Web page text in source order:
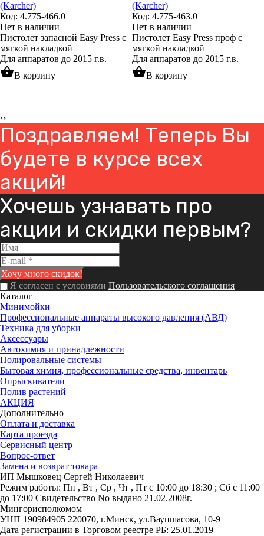
(Karcher)
Код: 4.775-466.0
Нет в наличии
Пистолет запасной Easy Press с
мягкой накладкой
Для аппаратов до 2015 г.в.
shopping_basketВ корзину
(Karcher)
Код: 4.775-463.0
Нет в наличии
Пистолет Easy Press проф с
мягкой накладкой
Для аппаратов до 2015 г.в.
shopping_basketВ корзину
‹›
Поздравляем! Теперь Вы
будете в курсе всех
акций!
Хочешь узнавать про
акции и скидки первым?
Я согласен с условиями Пользовательского соглашения
Каталог
Минимойки
Профессиональные аппараты высокого давления (АВД)
Техника для уборки
Аксессуары
Автохимия и принадлежности
Полировальные системы
Бытовая химия, профессиональные средства, инвентарь
Опрыскиватели
Полив растений
АКЦИЯ
Дополнительно
Оплата и доставка
Карта проезда
Сервисный центр
Вопрос-ответ
Замена и возврат товара
ИП Мышковец Сергей Николаевич
Режим работы: Пн , Вт , Ср , Чт , Пт c 10:00 до 18:30 ; Сб c 11:00
до 17:00 Свидетельство No выдано 21.02.2008г.
Мингорисполкомом
УНП 190984905 220070, г.Минск, ул.Ваупшасова, 10-9
Дата регистрации в Торговом реестре РБ: 25.01.2019